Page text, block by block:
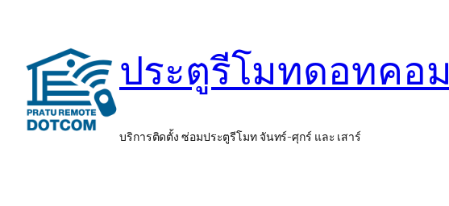
เนื้อหา
ประตูรีโมทดอทคอม
บริการติดตั้ง ซ่อมประตูรีโมท จันทร์-ศุกร์ และ เสาร์